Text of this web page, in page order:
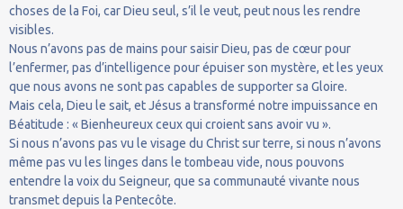
choses de la Foi, car Dieu seul, s’il le veut, peut nous les rendre
visibles.
Nous n’avons pas de mains pour saisir Dieu, pas de cœur pour
l’enfermer, pas d’intelligence pour épuiser son mystère, et les yeux
que nous avons ne sont pas capables de supporter sa Gloire.
Mais cela, Dieu le sait, et Jésus a transformé notre impuissance en
Béatitude : « Bienheureux ceux qui croient sans avoir vu ».
Si nous n’avons pas vu le visage du Christ sur terre, si nous n’avons
même pas vu les linges dans le tombeau vide, nous pouvons
entendre la voix du Seigneur, que sa communauté vivante nous
transmet depuis la Pentecôte.